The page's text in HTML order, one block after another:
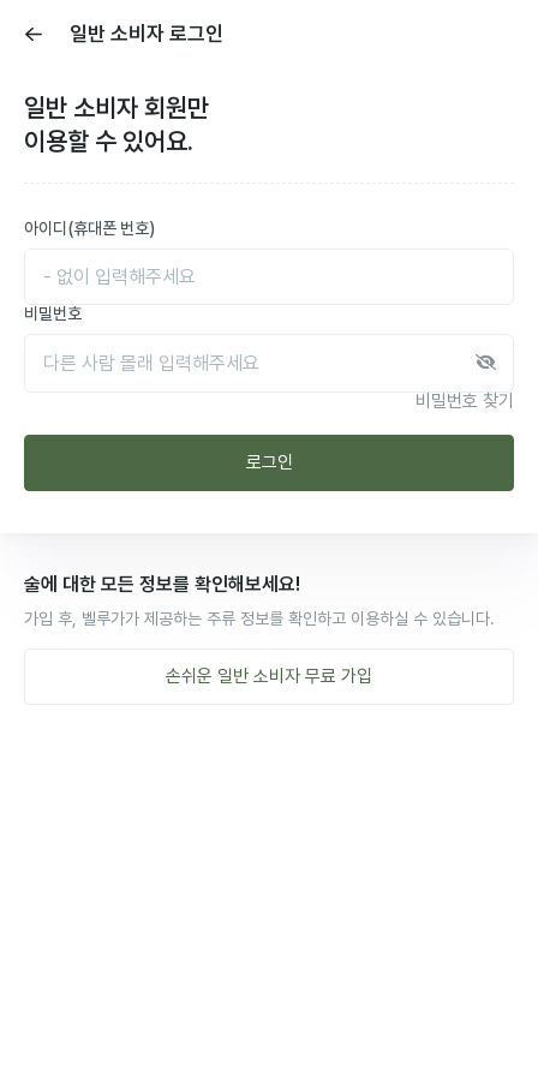
일반 소비자 로그인
일반 소비자 회원만
이용할 수 있어요.
아이디(휴대폰 번호)
비밀번호
비밀번호 찾기
로그인
술에 대한 모든 정보를 확인해보세요!
가입 후, 벨루가가 제공하는 주류 정보를 확인하고 이용하실 수 있습니다.
손쉬운 일반 소비자 무료 가입